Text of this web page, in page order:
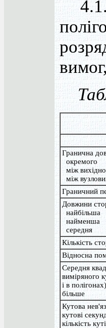
Гранична
окремого
між
між
Граничний
Довжини
найбільша
найменша
середня
Кількість
Відносна
Середня
виміряного
і в
більше
Кутова
кутові
кількість